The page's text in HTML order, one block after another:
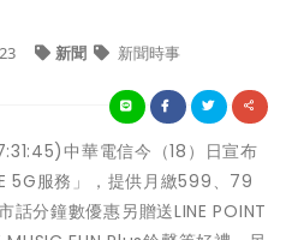
新聞 新聞時事
中華電信今（18）日宣布
5G服務」，提供月繳599、79
分鐘數優惠另贈送LINE POINT